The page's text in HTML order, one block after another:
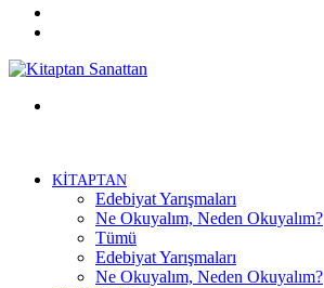
KİTAPTAN
Edebiyat Yarışmaları
Ne Okuyalım, Neden Okuyalım?
Tümü
Edebiyat Yarışmaları
Ne Okuyalım, Neden Okuyalım?